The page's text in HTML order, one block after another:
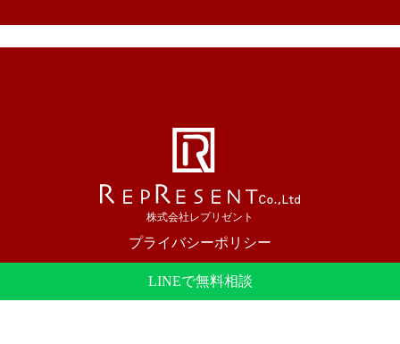
株式会社レプリゼント
プライバシーポリシー
LINEで無料相談